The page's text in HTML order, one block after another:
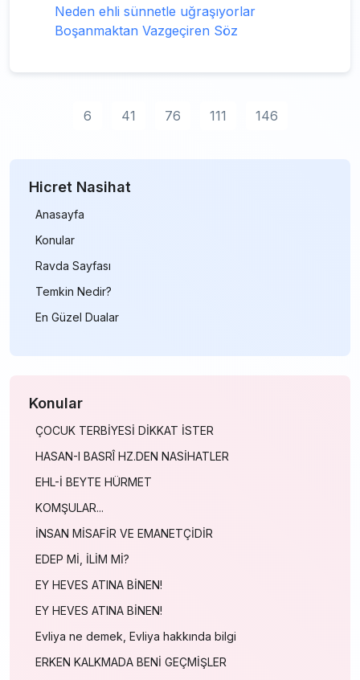
Neden ehli sünnetle uğraşıyorlar
Boşanmaktan Vazgeçiren Söz
6 41 76 111 146
Hicret Nasihat
Anasayfa
Konular
Ravda Sayfası
Temkin Nedir?
En Güzel Dualar
Konular
ÇOCUK TERBİYESİ DİKKAT İSTER
HASAN-I BASRÎ HZ.DEN NASİHATLER
EHL-İ BEYTE HÜRMET
KOMŞULAR...
İNSAN MİSAFİR VE EMANETÇİDİR
EDEP Mİ, İLİM Mİ?
EY HEVES ATINA BİNEN!
EY HEVES ATINA BİNEN!
Evliya ne demek, Evliya hakkında bilgi
ERKEN KALKMADA BENİ GEÇMİŞLER